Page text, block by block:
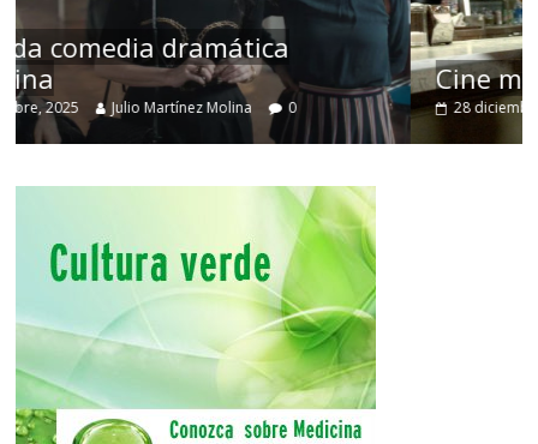
Cine macizo de Cronenberg
28 diciembre, 2025 Julio Martínez Molina 0